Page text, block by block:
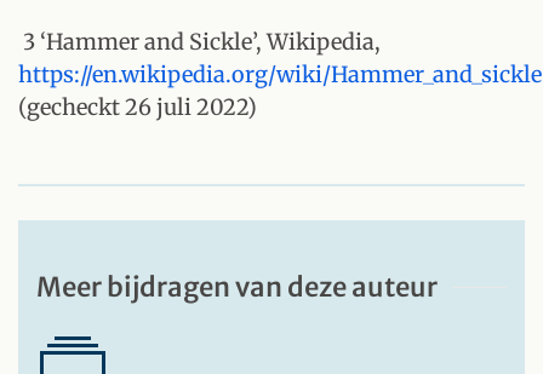
3 ‘Hammer and Sickle’, Wikipedia,
https://en.wikipedia.org/wiki/Hammer_and_sickle
(gecheckt 26 juli 2022)
Meer bijdragen van deze auteur